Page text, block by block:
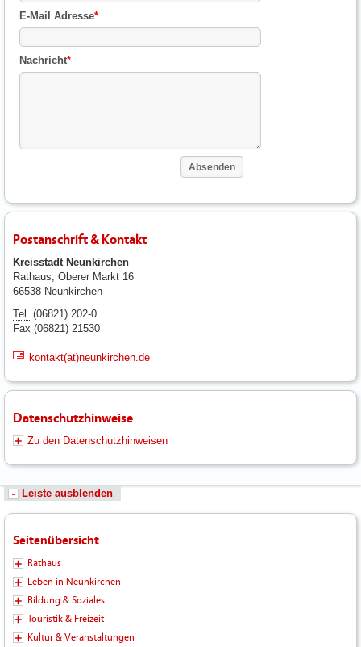
E-Mail Adresse*
Nachricht*
Postanschrift & Kontakt
Kreisstadt Neunkirchen
Rathaus, Oberer Markt 16
66538 Neunkirchen
Tel. (06821) 202-0
Fax (06821) 21530
kontakt(at)neunkirchen.de
Datenschutzhinweise
Zu den Datenschutzhinweisen
Leiste ausblenden
Seitenübersicht
Rathaus
Leben in Neunkirchen
Bildung & Soziales
Touristik & Freizeit
Kultur & Veranstaltungen